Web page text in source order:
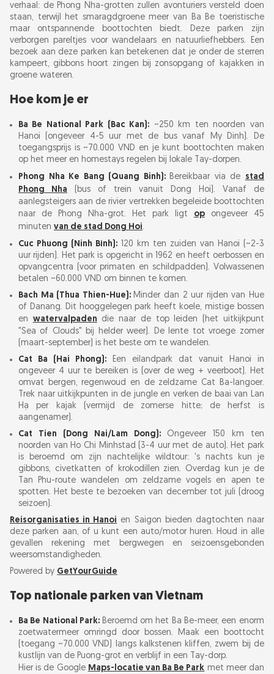
Wat u moet weten voordat u vertrekt
Veelgestelde vragen
verhaal: de Phong Nha-grotten zullen avonturiers versteld doen
staan, terwijl het smaragdgroene meer van Ba Be toeristische
maar ontspannende boottochten biedt. Deze parken zijn
verborgen pareltjes voor wandelaars en natuurliefhebbers. Een
bezoek aan deze parken kan betekenen dat je onder de sterren
kampeert, gibbons hoort zingen bij zonsopgang of kajakken in
groene wateren.
Hoe kom je er
Ba Be National Park (Bac Kan): ~250 km ten noorden van
Hanoi (ongeveer 4-5 uur met de bus vanaf My Dinh). De
toegangsprijs is ~70.000 VND en je kunt boottochten maken
op het meer en homestays regelen bij lokale Tay-dorpen.
Phong Nha Ke Bang (Quang Binh): Bereikbaar via de stad
Phong Nha (bus of trein vanuit Dong Hoi). Vanaf de
aanlegsteigers aan de rivier vertrekken begeleide boottochten
naar de Phong Nha-grot. Het park ligt opongeveer 45
minuten van de stad Dong Hoi.
Cuc Phuong (Ninh Bình):120 km ten zuiden van Hanoi (~2-3
uur rijden). Het park is opgericht in 1962 en heeft oerbossen en
opvangcentra (voor primaten en schildpadden). Volwassenen
betalen ~60.000 VND om binnen te komen.
Bach Ma (Thua Thien-Hue): Minder dan 2 uur rijden van Hue
of Danang. Dit hooggelegen park heeft koele, mistige bossen
en watervalpaden die naar de top leiden (het uitkijkpunt
"Sea of Clouds" bij helder weer). De lente tot vroege zomer
(maart-september) is het beste om te wandelen.
Cat Ba (Hai Phong):Een eilandpark dat vanuit Hanoi in
ongeveer 4 uur te bereiken is (over de weg + veerboot). Het
omvat bergen, regenwoud en de zeldzame Cat Ba-langoer.
Trek naar uitkijkpunten in de jungle en verken de baai van Lan
Hạ per kajak (vermijd de zomerse hitte; de herfst is
aangenamer).
Cat Tien (Dong Nai/Lam Dong): Ongeveer 150 km ten
noorden van Ho Chi Minhstad (3-4 uur met de auto). Het park
is beroemd om zijn nachtelijke wildtour: 's nachts kun je
gibbons, civetkatten of krokodillen zien. Overdag kun je de
Tan Phu-route wandelen om zeldzame vogels en apen te
spotten. Het beste te bezoeken van december tot juli (droog
seizoen).
Reisorganisaties in Hanoi en Saigon bieden dagtochten naar
deze parken aan, of u kunt een auto/motor huren. Houd in alle
gevallen rekening met bergwegen en seizoensgebonden
weersomstandigheden.
Powered by GetYourGuide
Top nationale parken van Vietnam
Ba Be National Park: Beroemd om het Ba Be-meer, een enorm
zoetwatermeer omringd door bossen. Maak een boottocht
(toegang ~70.000 VND) langs kalkstenen kliffen, zwem bij de
kustlijn van de Puong-grot en verblijf in een Tay-dorp.
Hier is de Google Maps-locatie van Ba Be Park met meer dan